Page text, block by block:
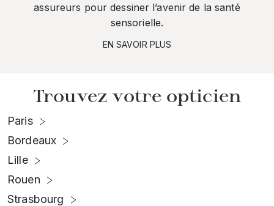
assureurs pour dessiner l’avenir de la santé
sensorielle.
EN SAVOIR PLUS
Trouvez votre opticien
Paris
Bordeaux
Lille
Rouen
Strasbourg